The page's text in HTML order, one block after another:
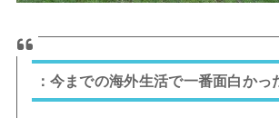
：今までの海外生活で一番面白かっ